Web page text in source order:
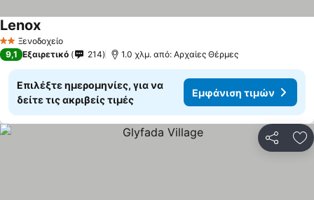
2 ΑστέριαΞενοδοχείο
Lenox
9,1 Εξαιρετικό 214 1.0 χλμ. από: Αρχαίες Θέρμες
Επιλέξτε ημερομηνίες, για να
δείτε τις ακριβείς τιμές
Εμφάνιση τιμών